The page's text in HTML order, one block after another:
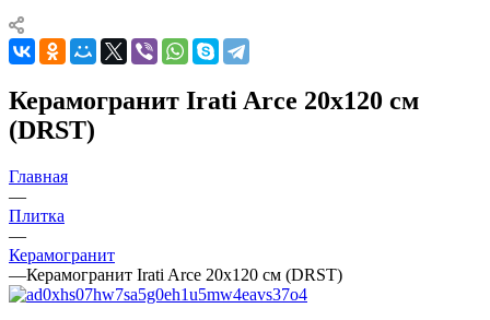
Керамогранит Irati Arce 20x120 см
(DRST)
Главная
—
Плитка
—
Керамогранит
—Керамогранит Irati Arce 20x120 см (DRST)